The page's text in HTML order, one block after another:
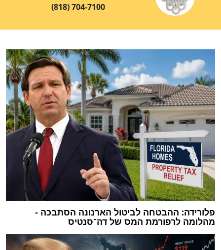
(818) 704-7100
פלורידה: ההבטחה לביטול הארנונה הסתבכה -
מהלומה לרפורמת המס של דה־סנטיס